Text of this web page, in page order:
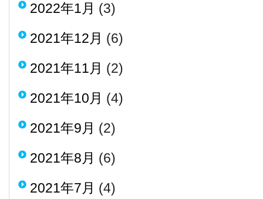
2022年1月 (3)
2021年12月 (6)
2021年11月 (2)
2021年10月 (4)
2021年9月 (2)
2021年8月 (6)
2021年7月 (4)